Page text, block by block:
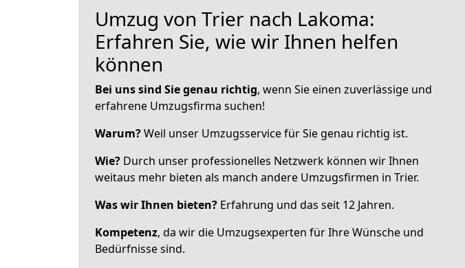
Umzug von Trier nach Lakoma:
Erfahren Sie, wie wir Ihnen helfen
können
Bei uns sind Sie genau richtig, wenn Sie einen zuverlässige und
erfahrene Umzugsfirma suchen!
Warum?Weil unser Umzugsservice für Sie genau richtig ist.
Wie? Durch unser professionelles Netzwerk können wir Ihnen
weitaus mehr bieten als manch andere Umzugsfirmen in Trier.
Was wir Ihnen bieten? Erfahrung und das seit 12 Jahren.
Kompetenz, da wir die Umzugsexperten für Ihre Wünsche und
Bedürfnisse sind.